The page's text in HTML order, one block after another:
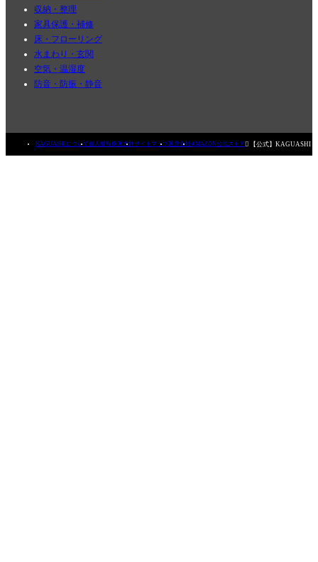
収納・整理
家具保護・補修
床・フローリング
水まわり・玄関
空気・温湿度
防音・防振・静音
KAGUASHIについて個人情報保護方針サイトマップ運営会社AMAZON公式ストア 【公式】KAGUASHI